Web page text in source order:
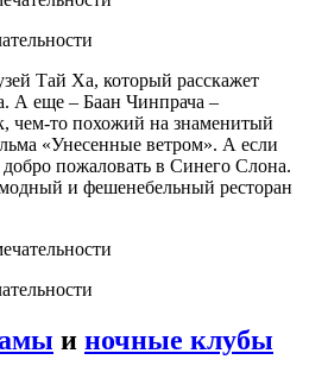
Тай Ха, который расскажет
А еще – Баан Чинпрача –
чем-то похожий на знаменитый
«Унесенные ветром». А если
добро пожаловать в Синего Слона.
и фешенебельный ресторан
и ночные клубы